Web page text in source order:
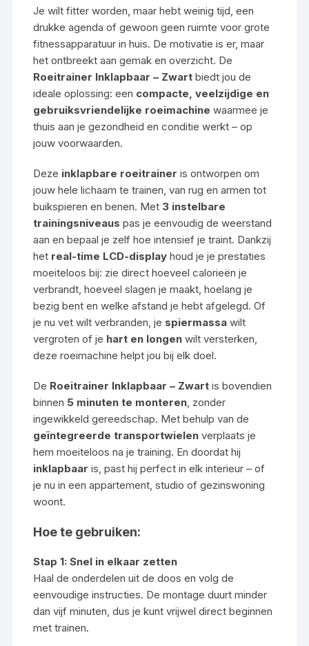
Je wilt fitter worden, maar hebt weinig tijd, een
drukke agenda of gewoon geen ruimte voor grote
fitnessapparatuur in huis. De motivatie is er, maar
het ontbreekt aan gemak en overzicht. De
Roeitrainer Inklapbaar – Zwart biedt jou de
ideale oplossing: een compacte, veelzijdige en
gebruiksvriendelijke roeimachine waarmee je
thuis aan je gezondheid en conditie werkt – op
jouw voorwaarden.
Deze inklapbare roeitrainer is ontworpen om
jouw hele lichaam te trainen, van rug en armen tot
buikspieren en benen. Met 3 instelbare
trainingsniveaus pas je eenvoudig de weerstand
aan en bepaal je zelf hoe intensief je traint. Dankzij
het real-time LCD-display houd je je prestaties
moeiteloos bij: zie direct hoeveel calorieën je
verbrandt, hoeveel slagen je maakt, hoelang je
bezig bent en welke afstand je hebt afgelegd. Of
je nu vet wilt verbranden, je spiermassa wilt
vergroten of je hart en longen wilt versterken,
deze roeimachine helpt jou bij elk doel.
De Roeitrainer Inklapbaar – Zwart is bovendien
binnen 5 minuten te monteren, zonder
ingewikkeld gereedschap. Met behulp van de
geïntegreerde transportwielen verplaats je
hem moeiteloos na je training. En doordat hij
inklapbaar is, past hij perfect in elk interieur – of
je nu in een appartement, studio of gezinswoning
woont.
Hoe te gebruiken:
Stap 1: Snel in elkaar zetten
Haal de onderdelen uit de doos en volg de
eenvoudige instructies. De montage duurt minder
dan vijf minuten, dus je kunt vrijwel direct beginnen
met trainen.